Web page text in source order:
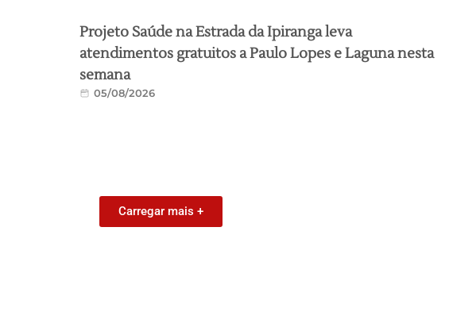
Projeto Saúde na Estrada da Ipiranga leva
atendimentos gratuitos a Paulo Lopes e Laguna nesta
semana
05/08/2026
Carregar mais +